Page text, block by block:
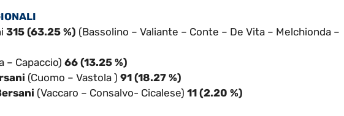
315 (63.25 %) (Bassolino – Valiante – Conte – De Vita – Melchionda –
– Capaccio) 66 (13.25 %)
(Cuomo – Vastola ) 91 (18.27 %)
(Vaccaro – Consalvo- Cicalese) 11 (2.20 %)